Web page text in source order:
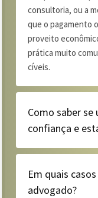
consultoria, ou a
que o pagamento
proveito
prática muito
cíveis.
Como saber
confiança e
Em quais
advogado?